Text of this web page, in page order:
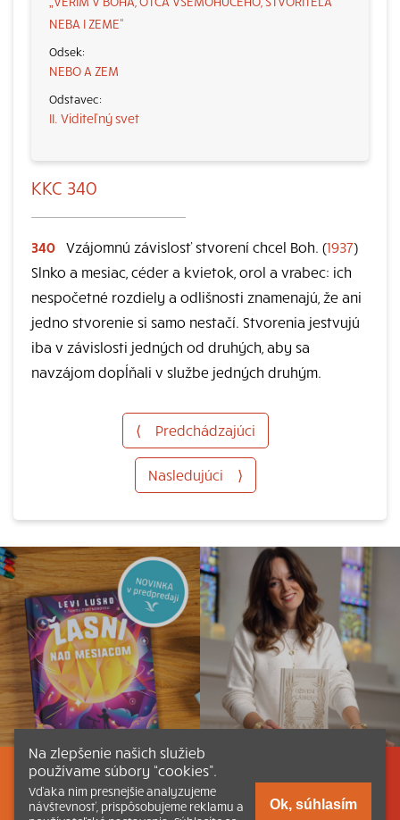
NEBA I ZEME“
NEBO A ZEM
II. Viditeľný svet
KKC 340
340 Vzájomnú závislosť stvorení chcel Boh. (1937)
Slnko a mesiac, céder a kvietok, orol a vrabec: ich
nespočetné rozdiely a odlišnosti znamenajú, že ani
jedno stvorenie si samo nestačí. Stvorenia jestvujú
iba v závislosti jedných od druhých, aby sa
navzájom dopĺňali v službe jedných druhým.
⟨ Predchádzajúci
Nasledujúci ⟩
Listovať Obsah Dokumenty a články
Na zlepšenie našich služieb
používame súbory “cookies”.
Vďaka nim presnejšie analyzujeme
návštevnosť, prispôsobujeme reklamu a
Ok, súhlasím